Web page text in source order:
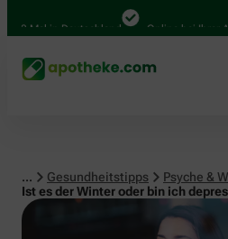
Mal in Deutschland Online bei Ihrer
... Gesundheitstipps
Psyche &
Ist es der Winter oder bin ich
Psyche & Wohlbefinden